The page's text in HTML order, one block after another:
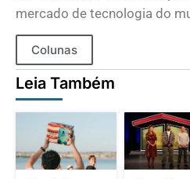
mercado de tecnologia do
Colunas
Leia Também